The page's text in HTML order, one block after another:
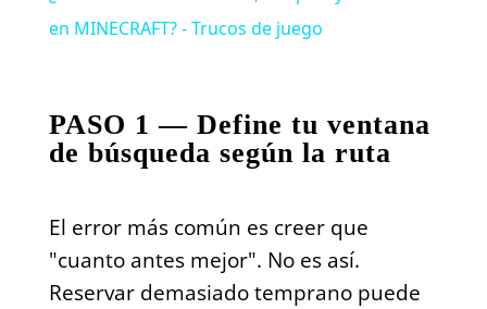
en MINECRAFT? - Trucos de juego
PASO 1 — Define tu ventana
de búsqueda según la ruta
El error más común es creer que
"cuanto antes mejor". No es así.
Reservar demasiado temprano puede